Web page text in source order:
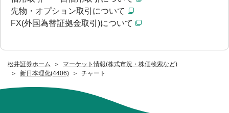
松井証券ホーム
マーケット情報(株式市況・株価検索など)
新日本理化(4406)
チャート
先物・オプション取引について
FX(外国為替証拠金取引)について